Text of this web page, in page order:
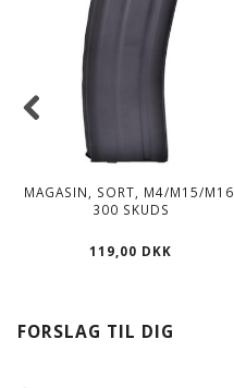
MAGASIN, SORT, M4/M15/M16,
300 SKUDS
119,00 DKK
FORSLAG TIL DIG